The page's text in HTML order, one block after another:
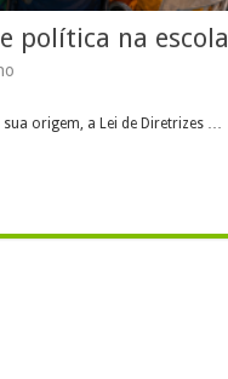
política na escola
origem, a Lei de Diretrizes …